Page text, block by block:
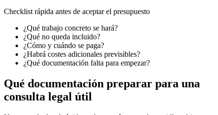
Checklist rápida antes de aceptar el presupuesto
¿Qué trabajo concreto se hará?
¿Qué no queda incluido?
¿Cómo y cuándo se paga?
¿Habrá costes adicionales previsibles?
¿Qué documentación falta para empezar?
Qué documentación preparar para una
consulta legal útil